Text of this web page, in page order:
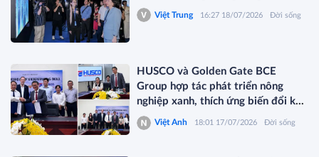
Việt Trung 16:27 18/07/2026 Đời sống
HUSCO và Golden Gate BCE
Group hợp tác phát triển nông
nghiệp xanh, thích ứng biến đổi khí
hậu
Việt Anh 18:01 17/07/2026 Đời sống